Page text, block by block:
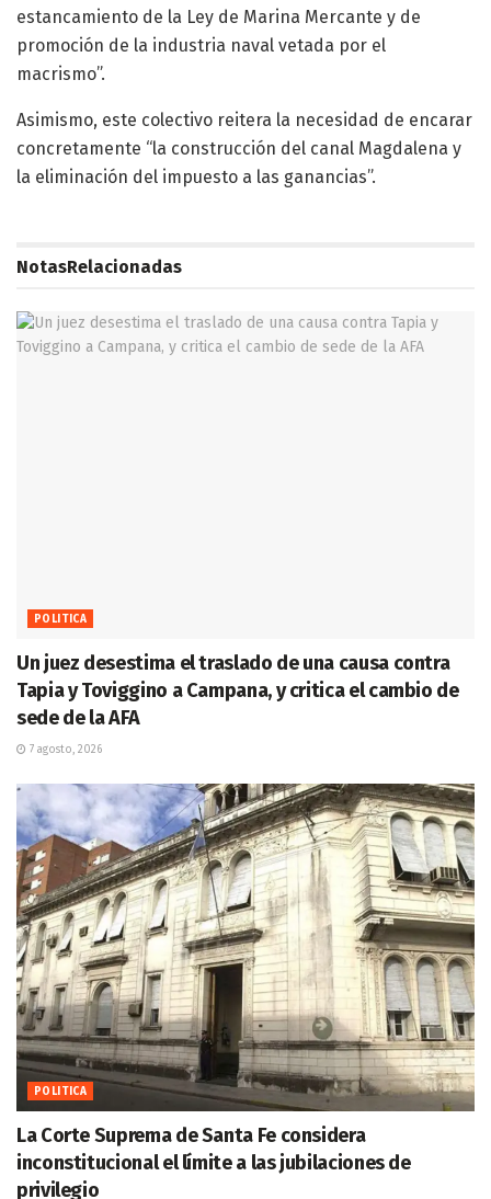
estancamiento de la Ley de Marina Mercante y de
promoción de la industria naval vetada por el
macrismo”.
Asimismo, este colectivo reitera la necesidad de encarar
concretamente “la construcción del canal Magdalena y
la eliminación del impuesto a las ganancias”.
NotasRelacionadas
POLITICA
Un juez desestima el traslado de una causa contra
Tapia y Toviggino a Campana, y critica el cambio de
sede de la AFA
7 agosto, 2026
POLITICA
La Corte Suprema de Santa Fe considera
inconstitucional el límite a las jubilaciones de
privilegio